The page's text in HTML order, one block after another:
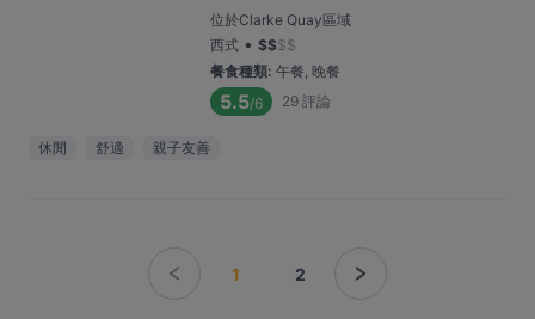
位於Clarke Quay區域
西式 • $$$$
餐食種類: 午餐, 晚餐
5.5/6 29 評論
休閒 舒適 親子友善
1 2